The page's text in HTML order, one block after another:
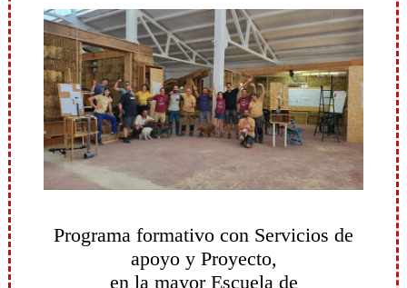
Programa formativo con Servicios de
apoyo y Proyecto,
en la mayor Escuela de